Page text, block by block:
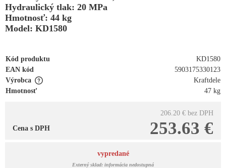
Hydraulický tlak: 20 MPa
Hmotnosť: 44 kg
Model: KD1580
Kód produktu
KD1580
EAN kód
5903175330123
Výrobca
Kraftdele
Hmotnosť
47 kg
206.20 € bez DPH
253.63 €
Cena s DPH
vypredané
Externý sklad: informácia nedostupná